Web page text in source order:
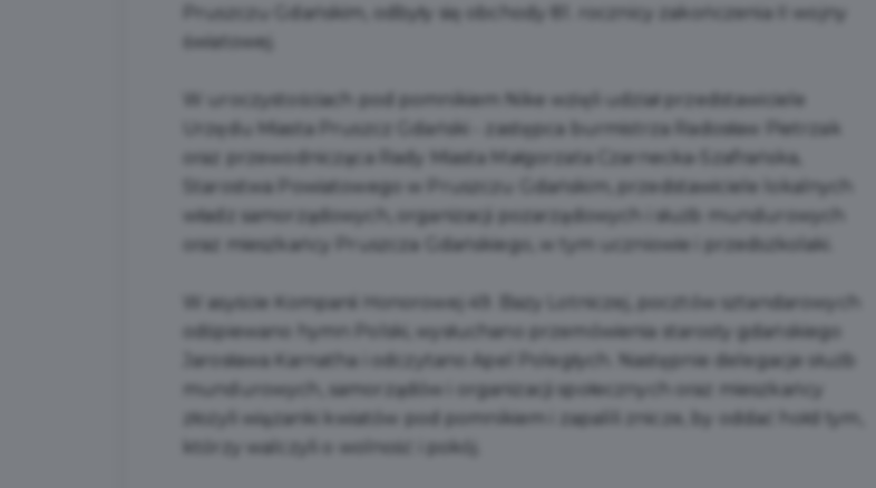
Pruszczu Gdańskim, odbyły się obchody 81. rocznicy zakończenia II wojny
światowej.
W uroczystościach pod pomnikiem Nike wzięli udział przedstawiciele
Urzędu Miasta Pruszcz Gdański - zastępca burmistrza Radosław Pietrzak
oraz przewodnicząca Rady Miasta Małgorzata Czarnecka-Szafrańska,
Starostwa Powiatowego w Pruszczu Gdańskim, przedstawiciele lokalnych
władz samorządowych, organizacji pozarządowych i służb mundurowych
oraz mieszkańcy Pruszcza Gdańskiego, w tym uczniowie i przedszkolaki.
W asyście Kompanii Honorowej 49. Bazy Lotniczej, pocztów sztandarowych
odśpiewano hymn Polski, wysłuchano przemówienia starosty gdańskiego
Jarosława Karnatha i odczytano Apel Poległych. Następnie delegacje służb
mundurowych, samorządów i organizacji społecznych oraz mieszkańcy
złożyli wiązanki kwiatów pod pomnikiem i zapalili znicze, by oddać hołd tym,
którzy walczyli o wolność i pokój.